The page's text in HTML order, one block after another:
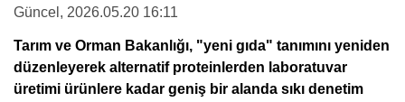
Güncel , 2026.05.20 16:11
Tarım ve Orman Bakanlığı, "yeni gıda" tanımını yeniden
düzenleyerek alternatif proteinlerden laboratuvar
üretimi ürünlere kadar geniş bir alanda sıkı denetim